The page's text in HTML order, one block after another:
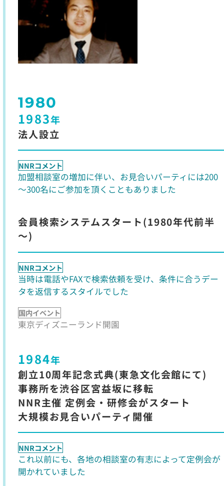
1980
1983年
法人設立
NNRコメント
加盟相談室の増加に伴い、お見合いパーティには200
～300名にご参加を頂くこともありました
会員検索システムスタート(1980年代前半
～)
NNRコメント
当時は電話やFAXで検索依頼を受け、条件に合うデー
タを返信するスタイルでした
国内イベント
東京ディズニーランド開園
1984年
創立10周年記念式典(東急文化会館にて)
事務所を渋谷区宮益坂に移転
NNR主催 定例会・研修会がスタート
大規模お見合いパーティ開催
NNRコメント
これ以前にも、各地の相談室の有志によって定例会が
開かれていました